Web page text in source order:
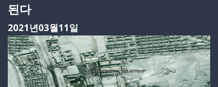
된다
2021년03월11일